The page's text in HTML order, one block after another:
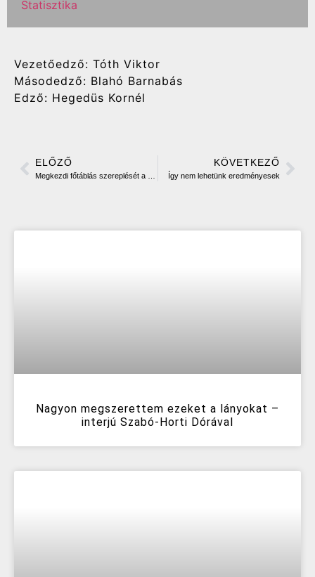
Statisztika
Vezetőedző: Tóth Viktor
Másodedző: Blahó Barnabás
Edző: Hegedüs Kornél
ELŐZŐ KÖVETKEZŐ
Így nem lehetünk eredményesek
Nagyon megszerettem ezeket a lányokat –
interjú Szabó-Horti Dórával